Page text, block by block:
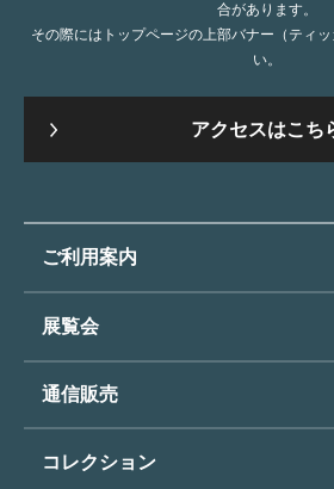
合があります。
その際にはトップページの上部バナー（ティ
い。
アクセスはこち
ご利用案内
ご利用案内トップ
開館時間・休館日
アクセス
展覧会
展覧会・イベントトップ
次回の展覧会
通信販売
通信販売トップ
コレクション